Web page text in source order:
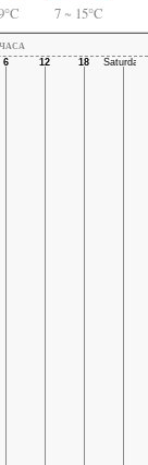
7 ~ 15°C